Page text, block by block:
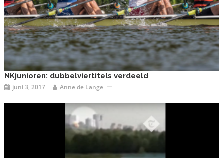
NKjunioren: dubbelviertitels verdeeld
juni 3, 2017 Anne de Lange